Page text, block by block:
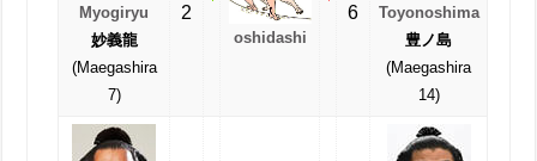
Myogiryu
妙義龍
(Maegashira
7)
2
oshidashi
6
Toyonoshima
豊ノ島
(Maegashira
14)